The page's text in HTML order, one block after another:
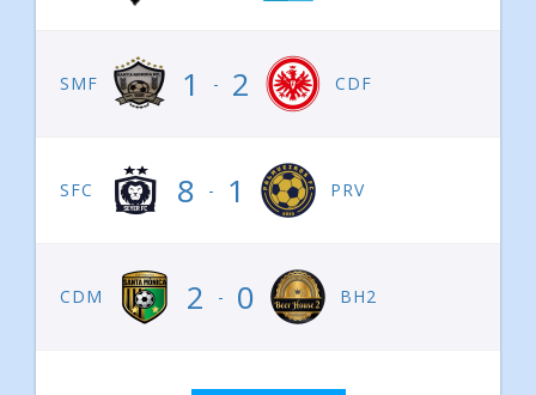
SMF 1 - 2 CDF
SFC 8 - 1 PRV
CDM 2 - 0 BH2